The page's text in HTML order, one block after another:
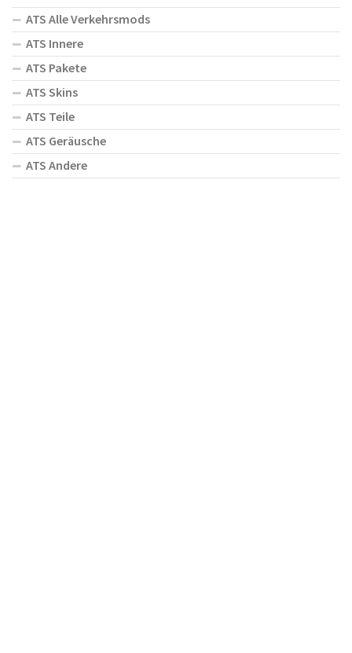
ATS Alle Verkehrsmods
ATS Innere
ATS Pakete
ATS Skins
ATS Teile
ATS Geräusche
ATS Andere